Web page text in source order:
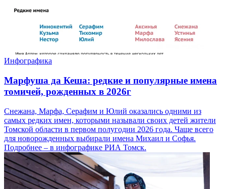
Инфографика
Марфуша да Кеша: редкие и популярные имена
томичей, рожденных в 2026г
Снежана, Марфа, Серафим и Юлий оказались одними из
самых редких имен, которыми называли своих детей жители
Томской области в первом полугодии 2026 года. Чаще всего
для новорожденных выбирали имена Михаил и Софья.
Подробнее – в инфографике РИА Томск.